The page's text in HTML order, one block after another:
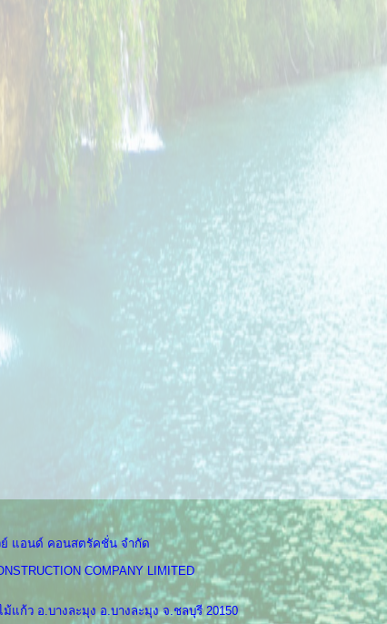
ย์ แอนด์ คอนสตรัคชั่น จำกัด
COMPANY LIMITED
ม้แก้ว อ.บางละมุง อ.บางละมุง จ.ชลบุรี 20150